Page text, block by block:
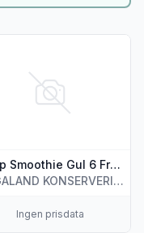
Coop Smoothie Gul 6 Frukter 250ml
ROGALAND KONSERVERINGSFABRIKK AS
Ingen prisdata